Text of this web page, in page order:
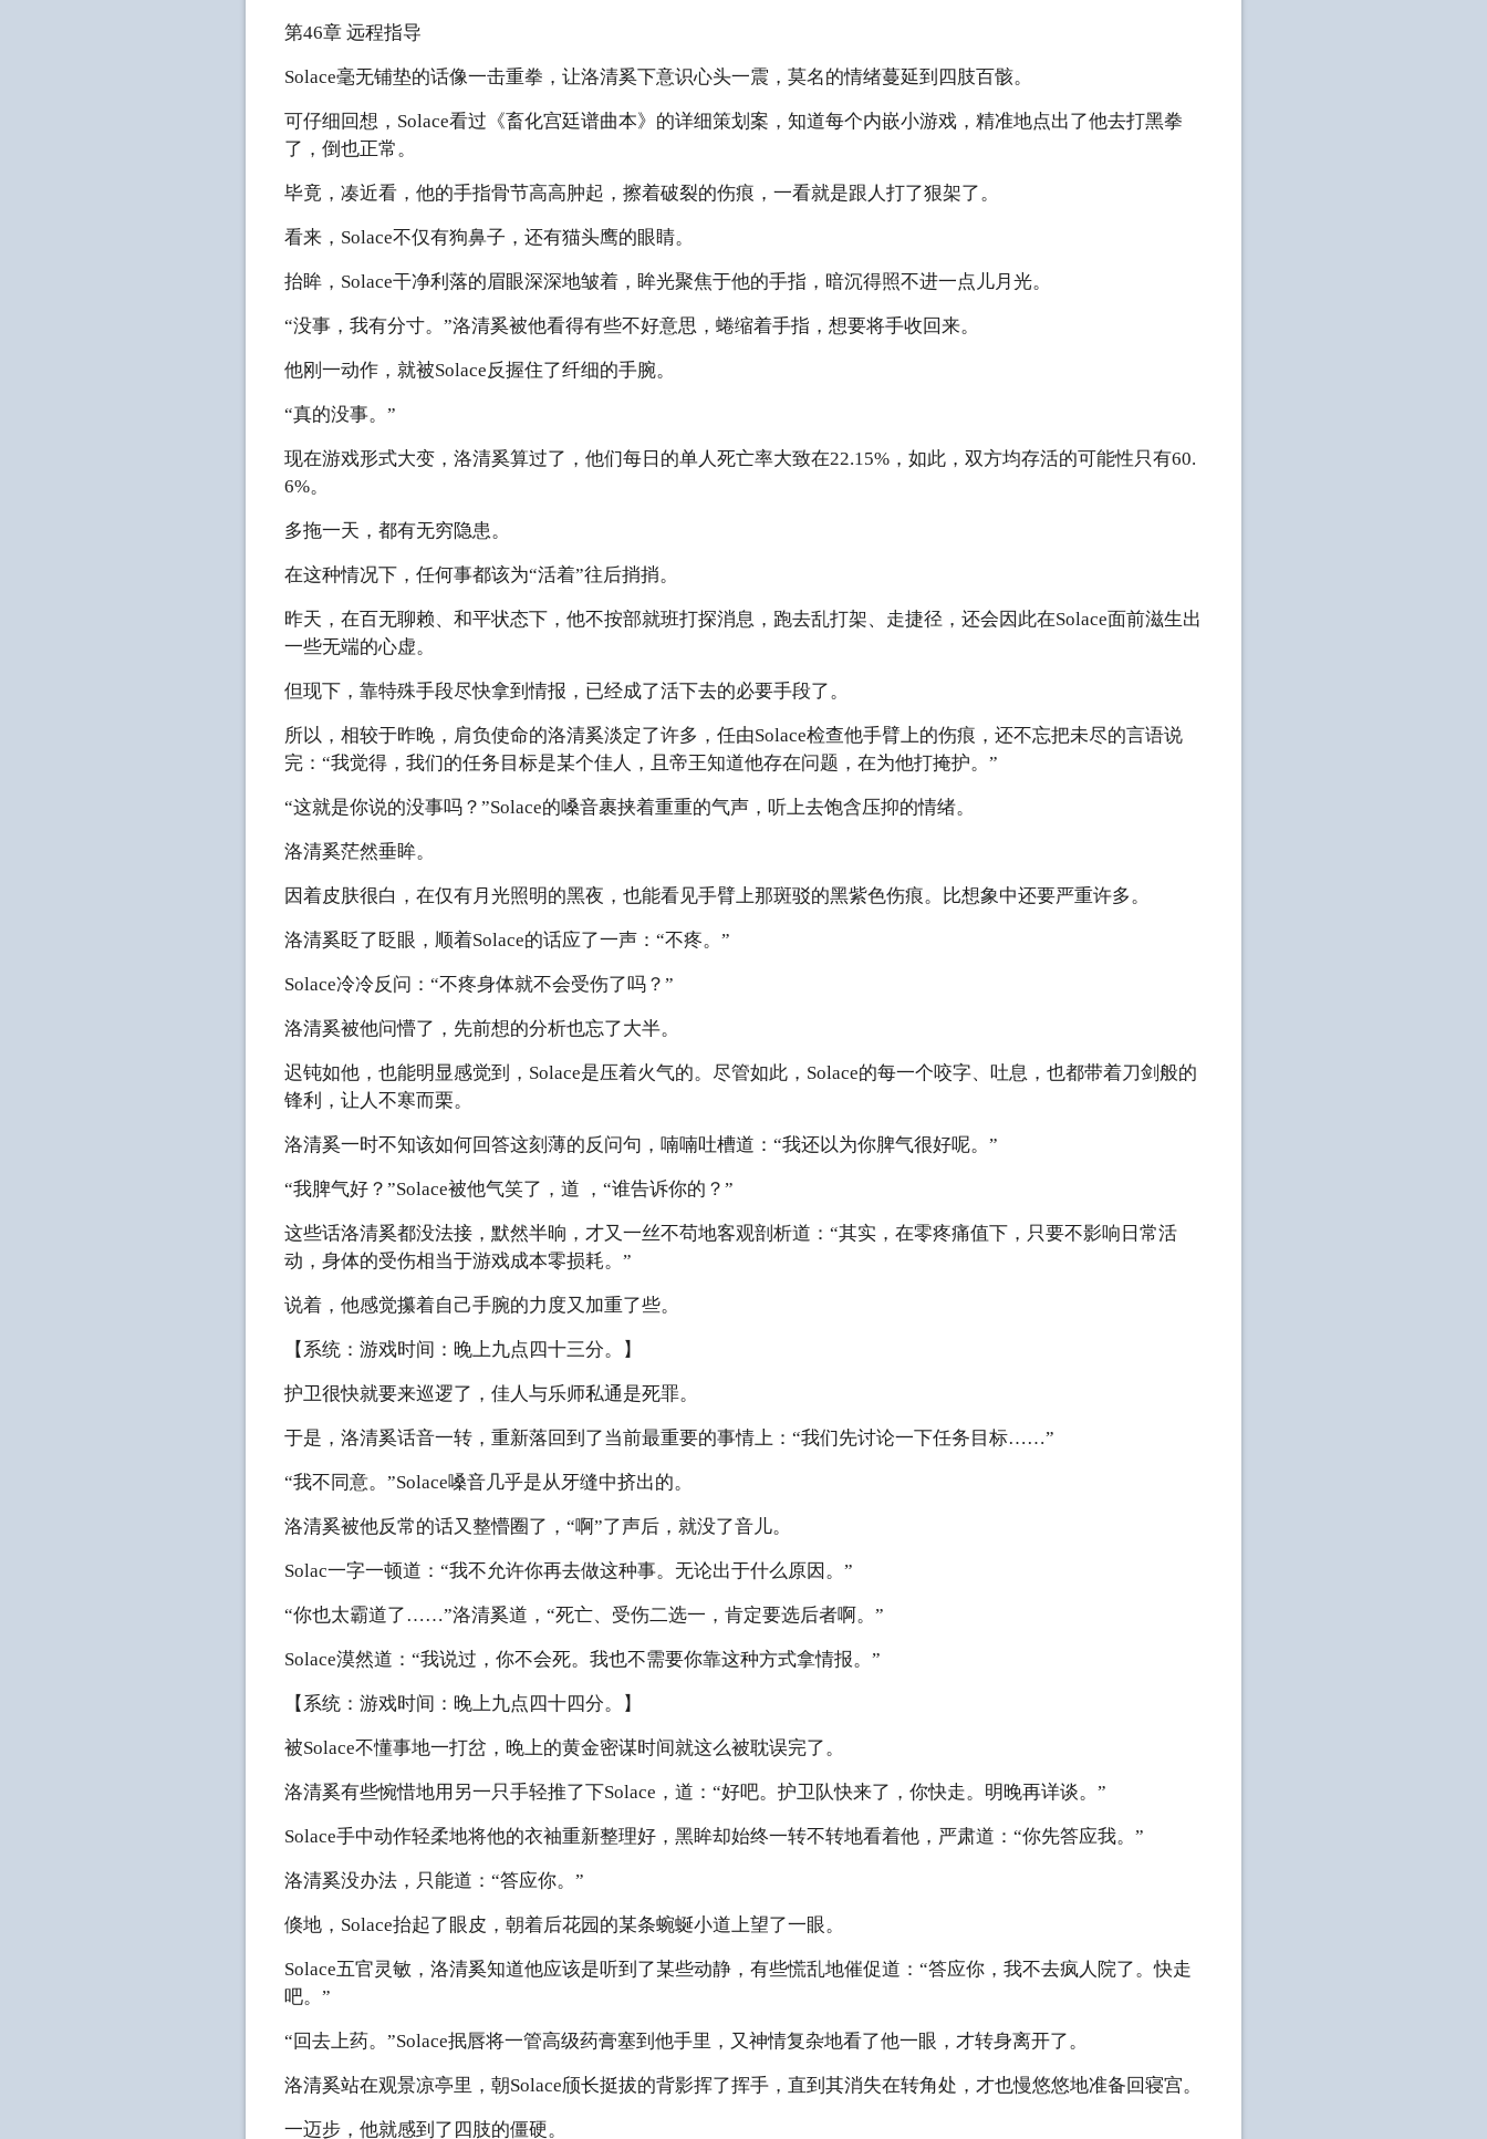
第46章 远程指导
Solace毫无铺垫的话像一击重拳，让洛清奚下意识心头一震，莫名的情绪蔓延到四肢百骸。
可仔细回想，Solace看过《畜化宫廷谱曲本》的详细策划案，知道每个内嵌小游戏，精准地点出了他去打黑拳
了，倒也正常。
毕竟，凑近看，他的手指骨节高高肿起，擦着破裂的伤痕，一看就是跟人打了狠架了。
看来，Solace不仅有狗鼻子，还有猫头鹰的眼睛。
抬眸，Solace干净利落的眉眼深深地皱着，眸光聚焦于他的手指，暗沉得照不进一点儿月光。
“没事，我有分寸。”洛清奚被他看得有些不好意思，蜷缩着手指，想要将手收回来。
他刚一动作，就被Solace反握住了纤细的手腕。
“真的没事。”
现在游戏形式大变，洛清奚算过了，他们每日的单人死亡率大致在22.15%，如此，双方均存活的可能性只有60.
6%。
多拖一天，都有无穷隐患。
在这种情况下，任何事都该为“活着”往后捎捎。
昨天，在百无聊赖、和平状态下，他不按部就班打探消息，跑去乱打架、走捷径，还会因此在Solace面前滋生出
一些无端的心虚。
但现下，靠特殊手段尽快拿到情报，已经成了活下去的必要手段了。
所以，相较于昨晚，肩负使命的洛清奚淡定了许多，任由Solace检查他手臂上的伤痕，还不忘把未尽的言语说
完：“我觉得，我们的任务目标是某个佳人，且帝王知道他存在问题，在为他打掩护。”
“这就是你说的没事吗？”Solace的嗓音裹挟着重重的气声，听上去饱含压抑的情绪。
洛清奚茫然垂眸。
因着皮肤很白，在仅有月光照明的黑夜，也能看见手臂上那斑驳的黑紫色伤痕。比想象中还要严重许多。
洛清奚眨了眨眼，顺着Solace的话应了一声：“不疼。”
Solace冷冷反问：“不疼身体就不会受伤了吗？”
洛清奚被他问懵了，先前想的分析也忘了大半。
迟钝如他，也能明显感觉到，Solace是压着火气的。尽管如此，Solace的每一个咬字、吐息，也都带着刀剑般的
锋利，让人不寒而栗。
洛清奚一时不知该如何回答这刻薄的反问句，喃喃吐槽道：“我还以为你脾气很好呢。”
“我脾气好？”Solace被他气笑了，道 ，“谁告诉你的？”
这些话洛清奚都没法接，默然半晌，才又一丝不苟地客观剖析道：“其实，在零疼痛值下，只要不影响日常活
动，身体的受伤相当于游戏成本零损耗。”
说着，他感觉攥着自己手腕的力度又加重了些。
【系统：游戏时间：晚上九点四十三分。】
护卫很快就要来巡逻了，佳人与乐师私通是死罪。
于是，洛清奚话音一转，重新落回到了当前最重要的事情上：“我们先讨论一下任务目标……”
“我不同意。”Solace嗓音几乎是从牙缝中挤出的。
洛清奚被他反常的话又整懵圈了，“啊”了声后，就没了音儿。
Solac一字一顿道：“我不允许你再去做这种事。无论出于什么原因。”
“你也太霸道了……”洛清奚道，“死亡、受伤二选一，肯定要选后者啊。”
Solace漠然道：“我说过，你不会死。我也不需要你靠这种方式拿情报。”
【系统：游戏时间：晚上九点四十四分。】
被Solace不懂事地一打岔，晚上的黄金密谋时间就这么被耽误完了。
洛清奚有些惋惜地用另一只手轻推了下Solace，道：“好吧。护卫队快来了，你快走。明晚再详谈。”
Solace手中动作轻柔地将他的衣袖重新整理好，黑眸却始终一转不转地看着他，严肃道：“你先答应我。”
洛清奚没办法，只能道：“答应你。”
倏地，Solace抬起了眼皮，朝着后花园的某条蜿蜒小道上望了一眼。
Solace五官灵敏，洛清奚知道他应该是听到了某些动静，有些慌乱地催促道：“答应你，我不去疯人院了。快走
吧。”
“回去上药。”Solace抿唇将一管高级药膏塞到他手里，又神情复杂地看了他一眼，才转身离开了。
洛清奚站在观景凉亭里，朝Solace颀长挺拔的背影挥了挥手，直到其消失在转角处，才也慢悠悠地准备回寝宫。
一迈步，他就感到了四肢的僵硬。